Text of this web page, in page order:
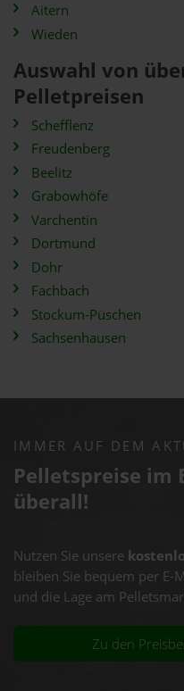
Aitern
Wieden
Auswahl von
Pelletpreisen
Schefflenz
Freudenberg
Beelitz
Grabowhöfe
Varchentin
Dortmund
Dohr
Fachbach
Stockum-Püschen
Sachsenhausen
IMMER AUF DEM
Pelletspreise im
überall!
Nutzen Sie unsere
bleiben Sie bequem per E-
und die Lage am
Zu den